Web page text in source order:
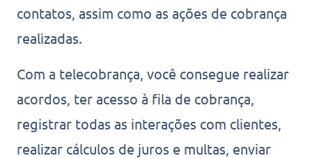
contatos, assim como as ações de cobrança
realizadas.
Com a telecobrança, você consegue realizar
acordos, ter acesso à fila de cobrança,
registrar todas as interações com clientes,
realizar cálculos de juros e multas, enviar